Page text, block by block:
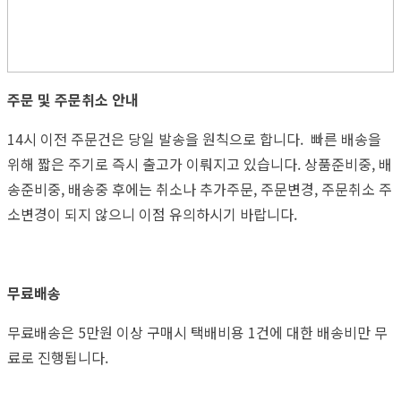
주문 및 주문취소 안내
14시 이전 주문건은 당일 발송을 원칙으로 합니다. 빠른 배송을
위해 짧은 주기로 즉시 출고가 이뤄지고 있습니다. 상품준비중, 배
송준비중, 배송중 후에는 취소나 추가주문, 주문변경, 주문취소 주
소변경이 되지 않으니 이점 유의하시기 바랍니다.
무료배송
무료배송은 5만원 이상 구매시 택배비용 1건에 대한 배송비만 무
료로 진행됩니다.